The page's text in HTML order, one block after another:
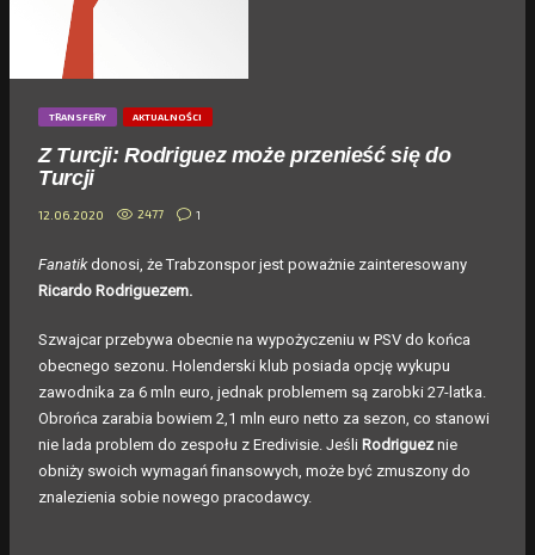
TRANSFERY AKTUALNOŚCI
Z Turcji: Rodriguez może przenieść się do
Turcji
12.06.2020 2477 1
Fanatikdonosi, że Trabzonspor jest poważnie zainteresowany
Ricardo Rodriguezem.
Szwajcar przebywa obecnie na wypożyczeniu w PSV do końca
obecnego sezonu. Holenderski klub posiada opcję wykupu
zawodnika za 6 mln euro, jednak problemem są zarobki 27-latka.
Obrońca zarabia bowiem 2,1 mln euro netto za sezon, co stanowi
nie lada problem do zespołu z Eredivisie. Jeśli Rodrigueznie
obniży swoich wymagań finansowych, może być zmuszony do
znalezienia sobie nowego pracodawcy.